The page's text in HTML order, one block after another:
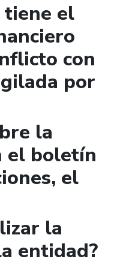
tiene el
con
por
la
el boletín
el
la
entidad?